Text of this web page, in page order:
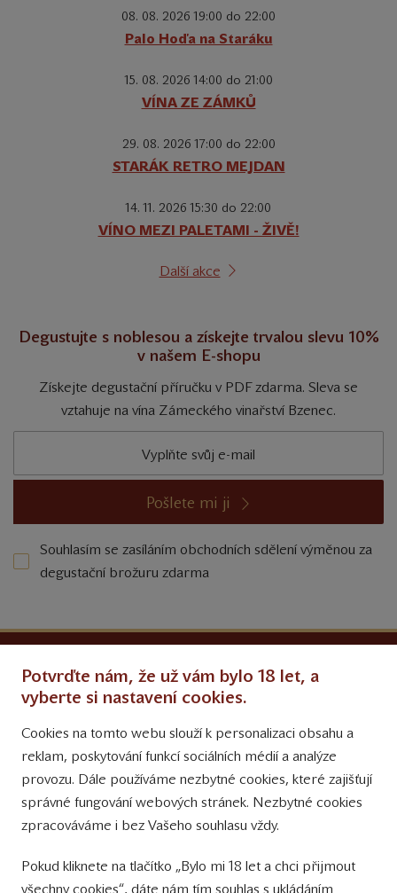
08. 08. 2026 19:00 do 22:00
Palo Hoďa na Staráku
15. 08. 2026 14:00 do 21:00
VÍNA ZE ZÁMKŮ
29. 08. 2026 17:00 do 22:00
STARÁK RETRO MEJDAN
14. 11. 2026 15:30 do 22:00
VÍNO MEZI PALETAMI - ŽIVĚ!
Další akce
Degustujte s noblesou a získejte trvalou slevu 10%
v našem E-shopu
Získejte degustační příručku v PDF zdarma. Sleva se
vztahuje na vína Zámeckého vinařství Bzenec.
Pošlete mi ji
Souhlasím se zasíláním obchodních sdělení výměnou za
degustační brožuru zdarma
Obchodní podmínky
Přinášíme vám týdně
tipy na Facebooku
Sledujte nás
na Instagramu
Sledujte náš
YouTube kanál
Potvrďte nám, že už vám bylo 18 let, a
vyberte si nastavení cookies.
Cookies na tomto webu slouží k personalizaci obsahu a
reklam, poskytování funkcí sociálních médií a analýze
provozu. Dále používáme nezbytné cookies, které zajišťují
správné fungování webových stránek. Nezbytné cookies
zpracováváme i bez Vašeho souhlasu vždy.
Pokud kliknete na tlačítko „Bylo mi 18 let a chci přijmout
všechny cookies“, dáte nám tím souhlas s ukládáním